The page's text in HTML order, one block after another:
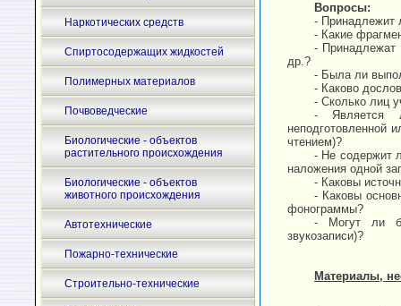
Наркотических средств
Спиртосодержащих жидкостей
Полимерных материалов
Почвоведческие
Биологические - объектов
растительного происхождения
Биологические - объектов
животного происхождения
Автотехнические
Пожарно-технические
Строительно-технические
Вопросы:
- Принадлежит
- Какие
- Принадлежат
др.?
- Была ли
- Каково
- Сколько лиц
- Является
неподготовленной
чтением)?
- Не содержит
наложения одной
- Каковы
- Каковы
фонограммы?
- Могут ли
звукозаписи)?
Материалы,